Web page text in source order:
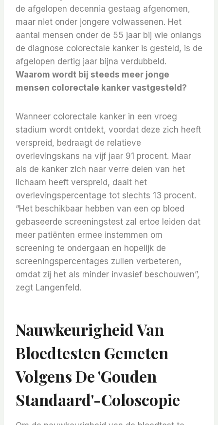
de afgelopen decennia gestaag afgenomen,
maar niet onder jongere volwassenen. Het
aantal mensen onder de 55 jaar bij wie onlangs
de diagnose colorectale kanker is gesteld, is de
afgelopen dertig jaar bijna verdubbeld.
Waarom wordt bij steeds meer jonge
mensen colorectale kanker vastgesteld?
Wanneer colorectale kanker in een vroeg
stadium wordt ontdekt, voordat deze zich heeft
verspreid, bedraagt ​​de relatieve
overlevingskans na vijf jaar 91 procent. Maar
als de kanker zich naar verre delen van het
lichaam heeft verspreid, daalt het
overlevingspercentage tot slechts 13 procent.
“Het beschikbaar hebben van een op bloed
gebaseerde screeningstest zal ertoe leiden dat
meer patiënten ermee instemmen om
screening te ondergaan en hopelijk de
screeningspercentages zullen verbeteren,
omdat zij het als minder invasief beschouwen”,
zegt Langenfeld.
Nauwkeurigheid Van
Bloedtesten Gemeten
Volgens De 'gouden
Standaard'-Coloscopie